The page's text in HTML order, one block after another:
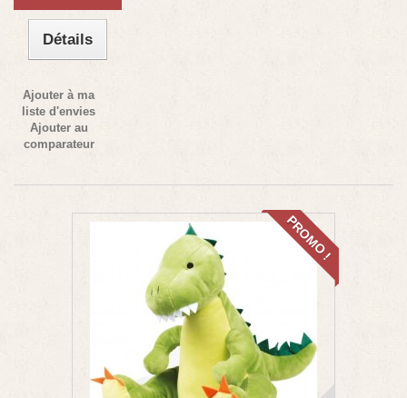
Détails
Ajouter à ma
liste d'envies
Ajouter au
comparateur
PROMO !